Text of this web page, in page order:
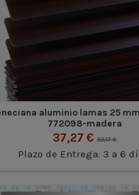
aluminio lamas 25
772098-madera
37,27 € 93,17 €
Plazo de Entrega: 3 a 6